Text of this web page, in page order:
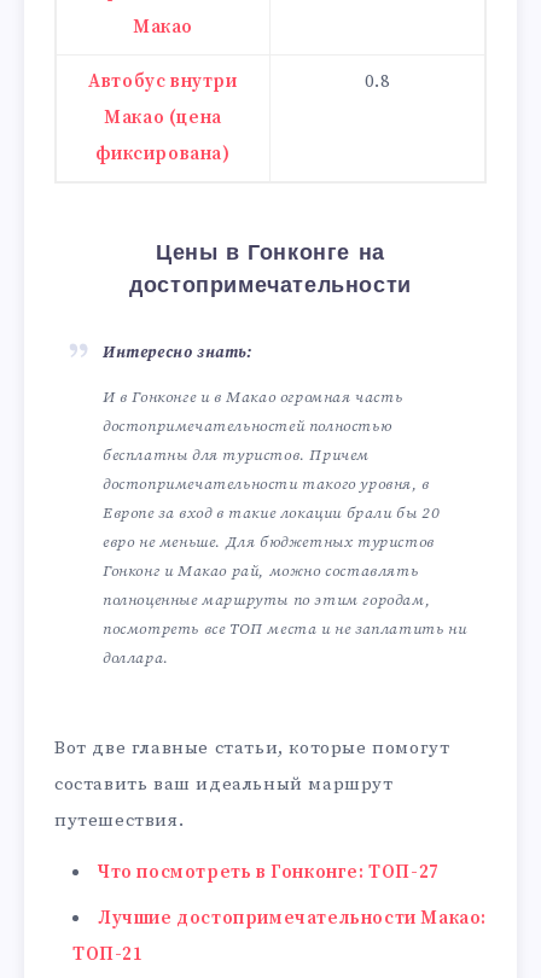
Макао
Автобус внутри
Макао (цена
фиксирована)
0.8
Цены в Гонконге на
достопримечательности
Интересно знать:
И в Гонконге и в Макао огромная часть
достопримечательностей полностью
бесплатны для туристов. Причем
достопримечательности такого уровня, в
Европе за вход в такие локации брали бы 20
евро не меньше. Для бюджетных туристов
Гонконг и Макао рай, можно составлять
полноценные маршруты по этим городам,
посмотреть все ТОП места и не заплатить ни
доллара.
Вот две главные статьи, которые помогут
составить ваш идеальный маршрут
путешествия.
Что посмотреть в Гонконге: ТОП-27
Лучшие достопримечательности Макао:
ТОП-21